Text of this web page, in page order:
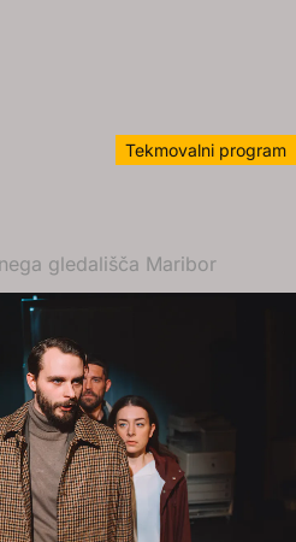
Tekmovalni program
gledališča Maribor